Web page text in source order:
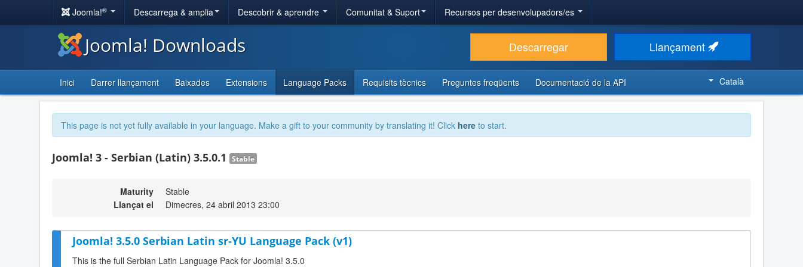
Joomla!® Descarrega & amplia Descobrir & aprendre Comunitat & Suport Recursos per desenvolupadors/es
Joomla! Downloads Descarregar Llançament
Inici Darrer llançament Baixades Extensions Language Packs Requisits tècnics Preguntes freqüents Documentació de la API Català
This page is not yet fully available in your language. Make a gift to your community by translating it! Click here to start.
Joomla! 3 - Serbian (Latin) 3.5.0.1 Stable
Maturity
Stable
Llançat el
Dimecres, 24 abril 2013 23:00
Joomla! 3.5.0 Serbian Latin sr-YU Language Pack (v1)
This is the full Serbian Latin Language Pack for Joomla! 3.5.0